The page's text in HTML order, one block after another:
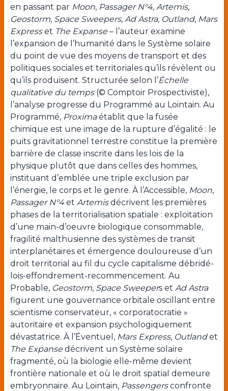
en passant par Moon, Passager N°4, Artemis,
Geostorm, Space Sweepers, Ad Astra, Outland, Mars
Expresset The Expanse– l’auteur examine
l’expansion de l’humanité dans le Système solaire
du point de vue des moyens de transport et des
politiques sociales et territoriales qu’ils révèlent ou
qu’ils produisent. Structurée selon l’Échelle
qualitative du temps(© Comptoir Prospectiviste),
l’analyse progresse du Programmé au Lointain. Au
Programmé, Proximaétablit que la fusée
chimique est une image de la rupture d’égalité : le
puits gravitationnel terrestre constitue la première
barrière de classe inscrite dans les lois de la
physique plutôt que dans celles des hommes,
instituant d’emblée une triple exclusion par
l’énergie, le corps et le genre. À l’Accessible, Moon,
Passager N°4et Artemisdécrivent les premières
phases de la territorialisation spatiale : exploitation
d’une main-d’oeuvre biologique consommable,
fragilité malthusienne des systèmes de transit
interplanétaires et émergence douloureuse d’un
droit territorial au fil du cycle capitalisme débridé-
lois-effondrement-recommencement. Au
Probable, Geostorm, Space Sweepers et Ad Astra
figurent une gouvernance orbitale oscillant entre
scientisme conservateur, « corporatocratie »
autoritaire et expansion psychologiquement
dévastatrice. À l’Éventuel, Mars Express, Outlandet
The Expansedécrivent un Système solaire
fragmenté, où la biologie elle-même devient
frontière nationale et où le droit spatial demeure
embryonnaire. Au Lointain, Passengersconfronte